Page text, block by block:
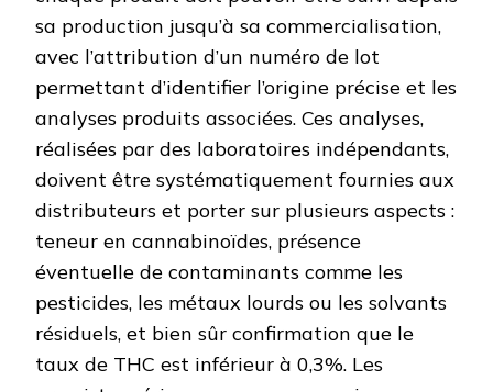
sa production jusqu’à sa commercialisation,
avec l’attribution d’un numéro de lot
permettant d’identifier l’origine précise et les
analyses produits associées. Ces analyses,
réalisées par des laboratoires indépendants,
doivent être systématiquement fournies aux
distributeurs et porter sur plusieurs aspects :
teneur en cannabinoïdes, présence
éventuelle de contaminants comme les
pesticides, les métaux lourds ou les solvants
résiduels, et bien sûr confirmation que le
taux de THC est inférieur à 0,3%. Les